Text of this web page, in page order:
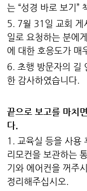
는 “성경 바로 보기”
5. 7월 31일 교회 게
일로 요청하는 분에
에 대한 호응도가 매
6. 초행 방문자의 길
한 감사하였습니다.
끝으로 보고를 마치
다.
1. 교육실 등을 사용
리모컨을 보관하는
기와 에어컨을 꺼주
정리해주십시오.